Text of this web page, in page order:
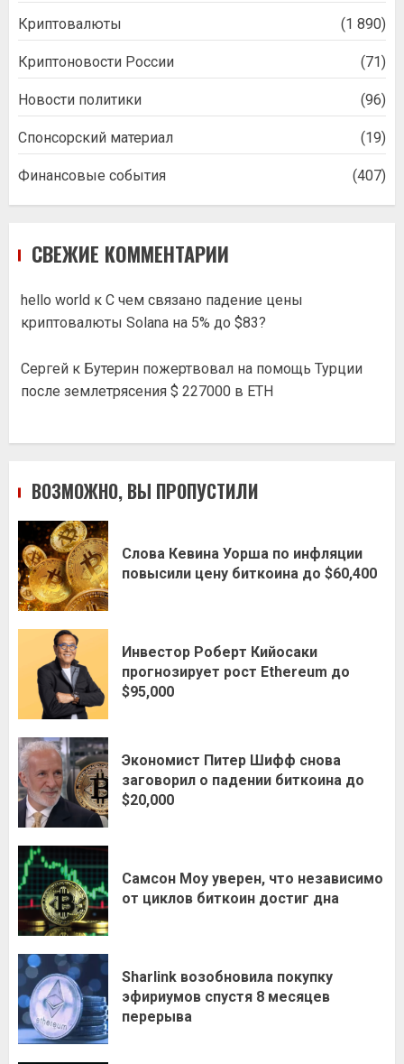
Криптовалюты (1 890)
Криптоновости России (71)
Новости политики (96)
Спонсорский материал (19)
Финансовые события (407)
СВЕЖИЕ КОММЕНТАРИИ
hello world к С чем связано падение цены
криптовалюты Solana на 5% до $83?
Сергей к Бутерин пожертвовал на помощь Турции
после землетрясения $ 227000 в ETH
ВОЗМОЖНО, ВЫ ПРОПУСТИЛИ
Слова Кевина Уорша по инфляции
повысили цену биткоина до $60,400
Инвестор Роберт Кийосаки
прогнозирует рост Ethereum до
$95,000
Экономист Питер Шифф снова
заговорил о падении биткоина до
$20,000
Самсон Моу уверен, что независимо
от циклов биткоин достиг дна
Sharlink возобновила покупку
эфириумов спустя 8 месяцев
перерыва